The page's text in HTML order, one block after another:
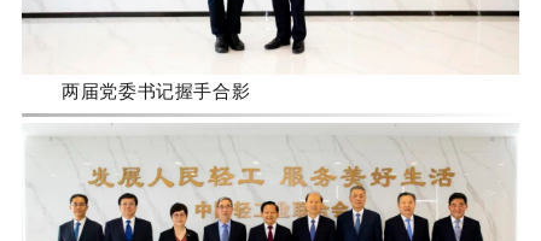
两届党委书记握手合影